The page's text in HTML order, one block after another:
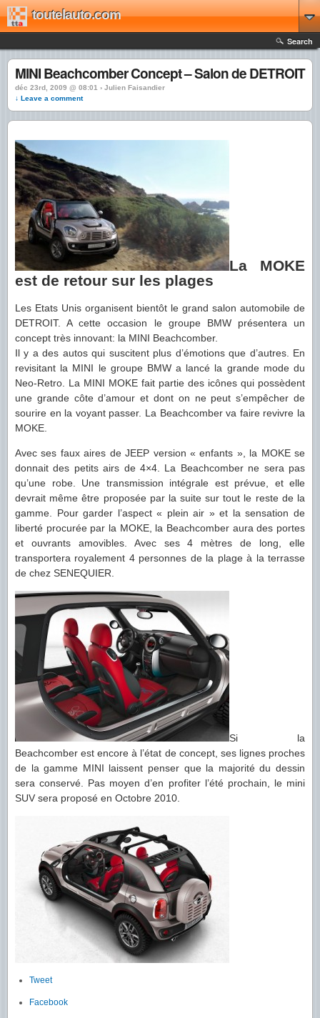
toutelauto.com
Search
MINI Beachcomber Concept – Salon de DETROIT
déc 23rd, 2009 @ 08:01 › Julien Faisandier
↓ Leave a comment
La MOKE
est de retour sur les plages
Les Etats Unis organisent bientôt le grand salon automobile de
DETROIT. A cette occasion le groupe BMW présentera un
concept très innovant: la MINI Beachcomber.
Il y a des autos qui suscitent plus d’émotions que d’autres. En
revisitant la MINI le groupe BMW a lancé la grande mode du
Neo-Retro. La MINI MOKE fait partie des icônes qui possèdent
une grande côte d’amour et dont on ne peut s’empêcher de
sourire en la voyant passer. La Beachcomber va faire revivre la
MOKE.
Avec ses faux aires de JEEP version « enfants », la MOKE se
donnait des petits airs de 4×4. La Beachcomber ne sera pas
qu’une robe. Une transmission intégrale est prévue, et elle
devrait même être proposée par la suite sur tout le reste de la
gamme. Pour garder l’aspect « plein air » et la sensation de
liberté procurée par la MOKE, la Beachcomber aurades portes
et ouvrants amovibles. Avec ses 4 mètres de long, elle
transportera royalement 4 personnes de la plage à la terrasse
de chez SENEQUIER.
Si la
Beachcomber est encore à l’état de concept, ses lignes proches
de la gamme MINI laissent penser que la majorité du dessin
sera conservé. Pas moyen d’en profiter l’été prochain, le mini
SUV sera proposé en Octobre 2010.
Tweet
Facebook